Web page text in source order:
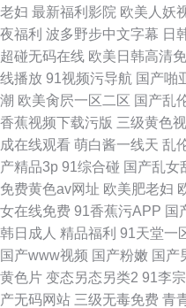
老妇 最新福利影院 欧美人妖
夜福利 波多野步中文字幕 日
超碰无码在线 欧美日韩高清
线播放 91视频污导航 国产啪
潮 欧美肏屄一区二区 国产乱
香蕉视频下载污版 三级黄色
成在线观看 萌白酱一线天 乱
产精品3p 91综合碰 国产乱女
免费黄色av网址 欧美肥老妇
女在线免费 91香蕉污APP 国
韩日成人 精品福利 91天堂一
国产www视频 国产粉嫩 国产
黄色片 变态另态另类2 91李
产无码网站 三级无毒免费 青